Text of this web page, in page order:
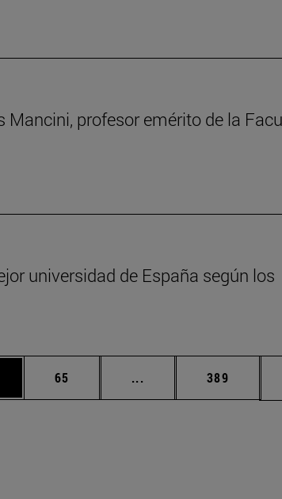
Mancini, profesor emérito de la
universidad de España según los
para desplazarse.
Página
65 ... Páginas intermedias
Página
389